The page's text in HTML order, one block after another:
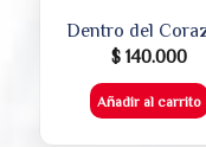
Dentro del
$140.000
Añadir al carrito